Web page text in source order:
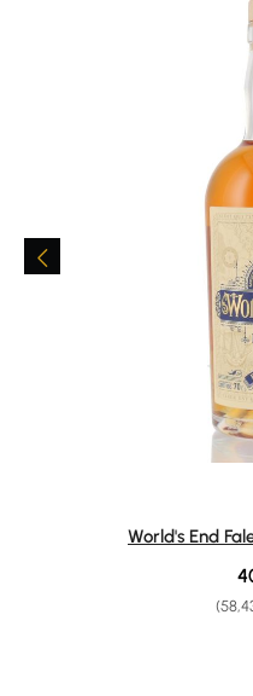
World's End